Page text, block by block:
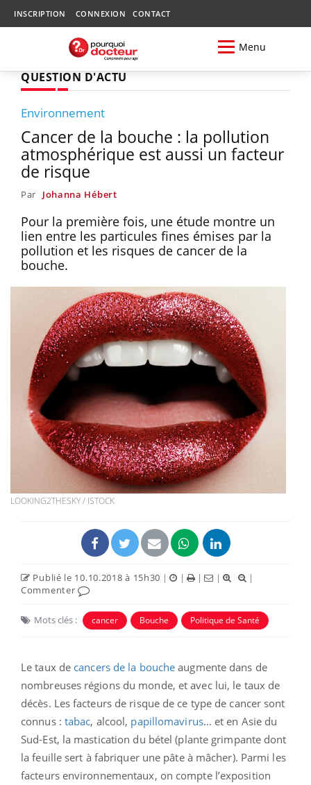
INSCRIPTION CONNEXION CONTACT
Menu
QUESTION D'ACTU
Environnement
Cancer de la bouche : la pollution
atmosphérique est aussi un facteur
de risque
Par Johanna Hébert
Pour la première fois, une étude montre un
lien entre les particules fines émises par la
pollution et les risques de cancer de la
bouche.
LOOKING2THESKY / ISTOCK
Publié le 10.10.2018 à 15h30 | | | |
|
Commenter
Mots clés : cancer Bouche Politique de Santé
Le taux de cancers de la bouche augmente dans de
nombreuses régions du monde, et avec lui, le taux de
décès. Les facteurs de risque de ce type de cancer sont
connus : tabac, alcool, papillomavirus… et en Asie du
Sud-Est, la mastication du bétel (plante grimpante dont
la feuille sert à fabriquer une pâte à mâcher). Parmi les
facteurs environnementaux, on compte l’exposition